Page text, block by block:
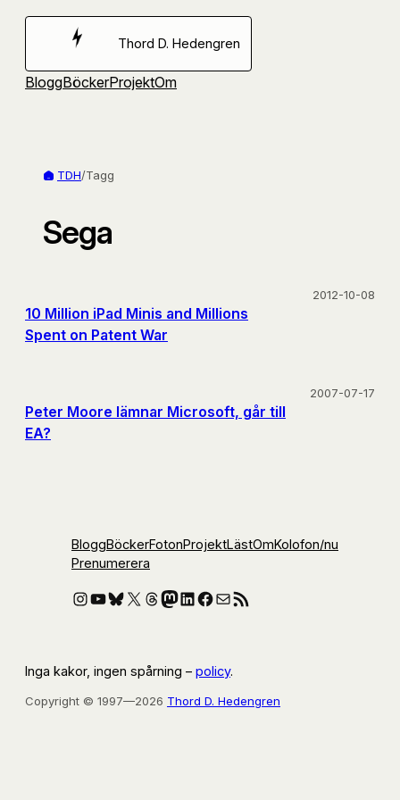
Hoppa
Thord D. Hedengren
BloggBöckerProjektOm
TDH/Tagg
Sega
10 Million iPad Minis and Millions
Spent on Patent War
2012-10-08
Peter Moore lämnar Microsoft, går till
EA?
2007-07-17
BloggBöckerFotonProjektLästOmKolofon/nu
Prenumerera
Instagram
YouTube
Bluesky
X Threads
Mastodon
LinkedIn
Facebook
E-postRSS-flöde
Inga kakor, ingen spårning – policy.
Copyright © 1997—2026 Thord D. Hedengren